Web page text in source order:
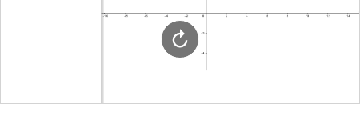
Entrar no sistema